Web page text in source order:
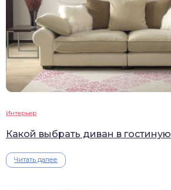
Интерьер
Какой выбрать диван в гостиную
Читать далее